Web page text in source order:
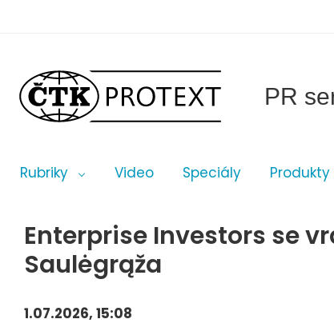
PR
Rubriky Video Speciály
Enterprise Investors se
Saulėgrąža
1.07.2026, 15:08